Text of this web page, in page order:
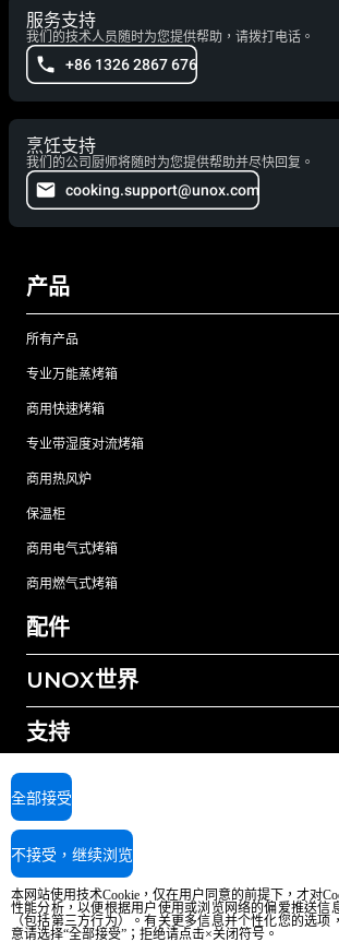
服务支持
我们的技术人员随时为您提供帮助，请拨打电话。
+86 1326 2867 676
烹饪支持
我们的公司厨师将随时为您提供帮助并尽快回复。
cooking.support@unox.com
产品
所有产品
专业万能蒸烤箱
商用快速烤箱
专业带湿度对流烤箱
商用热风炉
保温柜
商用电气式烤箱
商用燃气式烤箱
配件
所有配件
手动清洗清洁剂
树脂过滤水处理
反渗透水处理
UNOX世界
我们在全球的办事处
支持
UNOX质保
查找经销商
查找服务中心
版权所有2026 UNOX SpA保留所有权利。
REA Padova 372835 - Cap.Soc.5.000.000€iv - 增值
WEEE Reg. No.
AI Content Disclaimer
本网站使用技术Cookie，仅在用户同意的前提下，才对
性能分析，以便根据用户使用或浏览网络的偏爱推送信
（包括第三方行为）。有关更多信息并个性化您的选项
意请选择“全部接受”；拒绝请点击×关闭符号。
全部接受
不接受，继续浏览